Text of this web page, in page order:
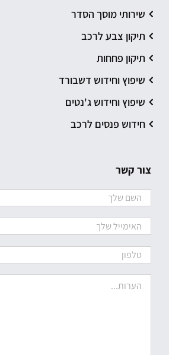
שירותי מוסך הסדר
תיקון צבע לרכב
תיקון פחחות
שיפוץ וחידוש דשבורד
שיפוץ וחידוש ג'נטים
חידוש פנסים לרכב
צור קשר